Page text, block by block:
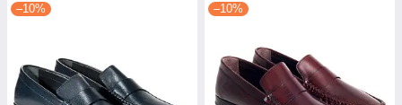
–10% –10%